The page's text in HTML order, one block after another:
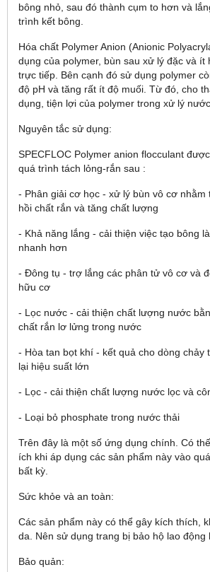
bông nhỏ, sau đó thành cụm to hơn và
trình kết bông.
Hóa chất Polymer Anion (Anionic
dụng của polymer, bùn sau xử lý đặc và ít
trực tiếp. Bên cạnh đó sử dụng polymer
độ pH và tăng rất ít độ muối. Từ đó, cho
dụng, tiện lợi của polymer trong xử lý
Nguyên tắc sử dụng:
SPECFLOC Polymer anion flocculant
quá trình tách lỏng-rắn sau :
- Phân giải cơ học - xử lý bùn vô cơ nhằm
hồi chất rắn và tăng chất lượng
- Khả năng lắng - cải thiện việc tạo bông
nhanh hơn
- Đông tụ - trợ lắng các phân tử vô cơ và
hữu cơ
- Lọc nước - cải thiện chất lượng nước
chất rắn lơ lửng trong nước
- Hòa tan bọt khí - kết quả cho dòng chảy
lại hiệu suất lớn
- Lọc - cải thiện chất lượng nước lọc và
- Loại bỏ phosphate trong nước thải
Trên đây là một số ứng dụng chính. Có
ích khi áp dụng các sản phẩm này vào
bất kỳ.
Sức khỏe và an toàn:
Các sản phẩm này có thể gây kích thích,
da. Nên sử dụng trang bị bảo hộ lao động
Bảo quản: